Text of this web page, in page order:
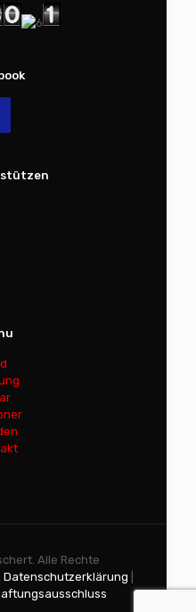
Alle Rechte
Datenschutzerklärung